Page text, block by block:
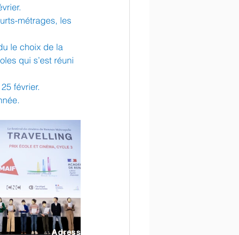
métrages, les
le choix de la
qui s’est réuni
février.
Adresse